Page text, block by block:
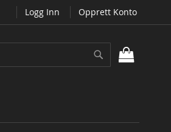
Logg Inn Opprett Konto